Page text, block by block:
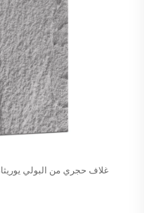
غلاف حجري من البولي